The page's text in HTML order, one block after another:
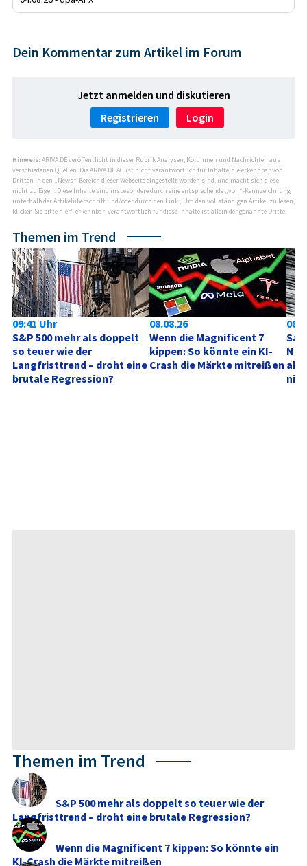
Dein Kommentar zum Artikel im Forum
Jetzt anmelden und diskutieren
Registrieren
Login
Hinweis:ARIVA.DE veröffentlicht in dieser Rubrik Analysen, Kolumnen und Nachrichten aus
verschiedenen Quellen. Die ARIVA.DE AG ist nicht verantwortlich für Inhalte, die erkennbar von
Dritten in den „News“-Bereich dieser Webseite eingestellt worden sind, und macht sich diese
nicht zu Eigen. Diese Inhalte sind insbesondere durch eine entsprechende „von“-Kennzeichnung
unterhalb der Artikelüberschrift und/oder durch den Link „Um den vollständigen Artikel zu lesen,
klicken Sie bitte hier.“ erkennbar; verantwortlich für diese Inhalte ist allein der genannte Dritte.
Themen im Trend
09:41 Uhr
S&P 500 mehr als doppelt
so teuer wie der
Langfristtrend – droht eine
brutale Regression?
08.08.26
Wenn die Magnificent 7
kippen: So könnte ein KI-
Crash die Märkte mitreißen
Themen im Trend
S&P 500 mehr als doppelt so teuer wie der
Langfristtrend – droht eine brutale Regression?
Wenn die Magnificent 7 kippen: So könnte ein
KI-Crash die Märkte mitreißen